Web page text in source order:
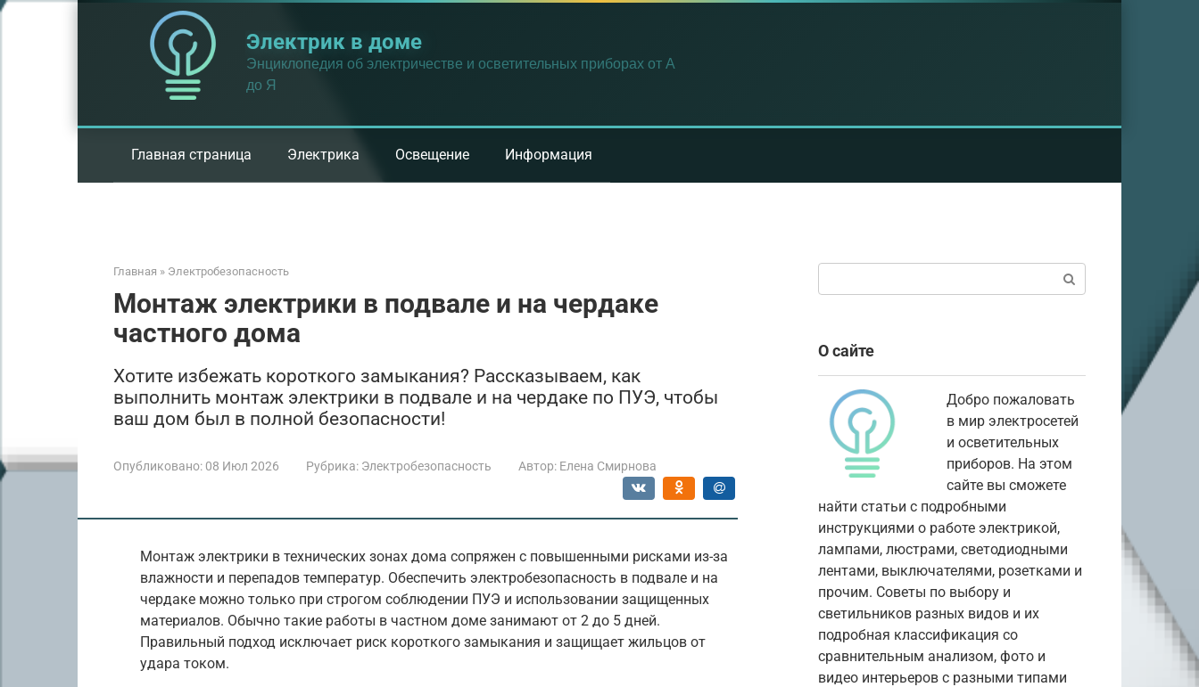
Перейти
Электрик в доме
Энциклопедия об электричестве и осветительных приборах от А
до Я
Главная страница Электрика Освещение Информация
Главная » Электробезопасность
Монтаж электрики в подвале и на чердаке
частного дома
Хотите избежать короткого замыкания? Рассказываем, как
выполнить монтаж электрики в подвале и на чердаке по ПУЭ, чтобы
ваш дом был в полной безопасности!
Опубликовано: 08 Июл 2026 Рубрика: Электробезопасность Автор: Елена Смирнова
Монтаж электрики в технических зонах дома сопряжен с повышенными рисками из-за
влажности и перепадов температур. Обеспечить электробезопасность в подвале и на
чердаке можно только при строгом соблюдении ПУЭ и использовании защищенных
материалов. Обычно такие работы в частном доме занимают от 2 до 5 дней.
Правильный подход исключает риск короткого замыкания и защищает жильцов от
удара током.
О сайте
Добро пожаловать
в мир электросетей
и осветительных
приборов. На этом
сайте вы сможете
найти статьи с подробными
инструкциями о работе электрикой,
лампами, люстрами, светодиодными
лентами, выключателями, розетками и
прочим. Советы по выбору и
светильников разных видов и их
подробная классификация со
сравнительным анализом, фото и
видео интерьеров с разными типами